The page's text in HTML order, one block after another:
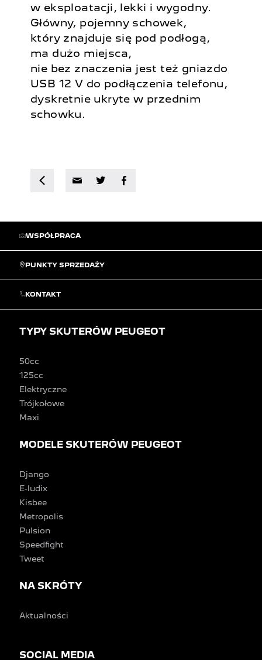
w eksploatacji, lekki i wygodny.
Główny, pojemny schowek,
który znajduje się pod podłogą,
ma dużo miejsca,
nie bez znaczenia jest też gniazdo
USB 12 V do podłączenia telefonu,
dyskretnie ukryte w przednim
schowku.
WSPÓŁPRACA
PUNKTY SPRZEDAŻY
KONTAKT
TYPY SKUTERÓW PEUGEOT
50cc
125cc
Elektryczne
Trójkołowe
Maxi
MODELE SKUTERÓW PEUGEOT
Django
E-ludix
Kisbee
Metropolis
Pulsion
Speedfight
Tweet
NA SKRÓTY
Aktualności
SOCIAL MEDIA